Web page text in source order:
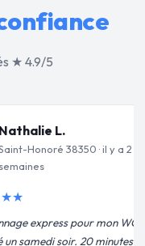
★ 4.9/5
François C.
Honoré 38350 · il y a 3
de mon chauffe-eau en
Équipe très pro, devis